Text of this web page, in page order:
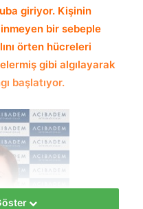
giriyor. Kişinin
bir sebeple
örten hücreleri
gibi algılayarak
başlatıyor.